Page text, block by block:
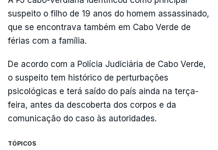
suspeito o filho de 19 anos do homem assassinado,
que se encontrava também em Cabo Verde de
férias com a família.
De acordo com a Polícia Judiciária de Cabo Verde,
o suspeito tem histórico de perturbações
psicológicas e terá saído do país ainda na terça-
feira, antes da descoberta dos corpos e da
comunicação do caso às autoridades.
TÓPICOS